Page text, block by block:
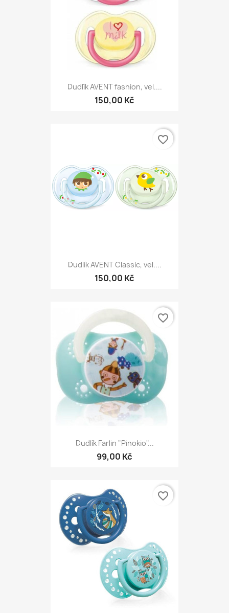
Dudlík AVENT fashion, vel....
150,00 Kč
Dudlík AVENT Classic, vel....
150,00 Kč
favorite_border
Dudlík Farlin "Pinokio"...
99,00 Kč
favorite_border
favorite_border